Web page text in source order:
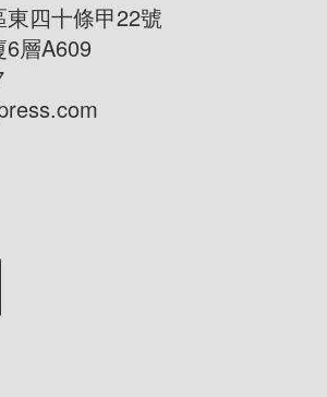
四十條甲22號
層A609